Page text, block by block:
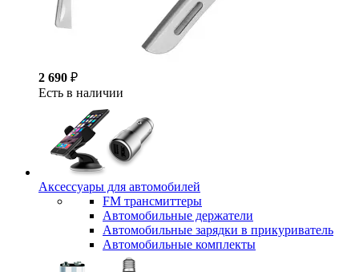
2 690 ₽
Есть в наличии
Аксессуары для автомобилей
FM трансмиттеры
Автомобильные держатели
Автомобильные зарядки в прикуриватель
Автомобильные комплекты